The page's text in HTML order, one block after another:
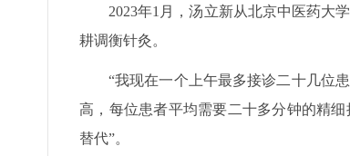
2023年1月，汤立新从北京中医药大
耕调衡针灸。
“我现在一个上午最多接诊二十几位
高，每位患者平均需要二十多分钟的精
替代”。